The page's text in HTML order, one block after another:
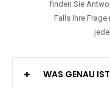
finden Sie
Falls Ihre
WAS GENAU